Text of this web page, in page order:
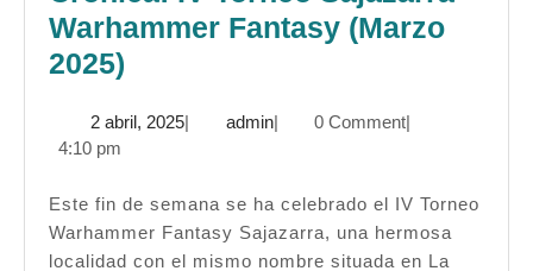
Warhammer Fantasy (Marzo
2025)
Torneo
–
Warhammer
2 abril, 20252| adminadmin
| 0 Comment|
4:10 pm
Este fin de semana se ha celebrado el IV Torneo
Warhammer Fantasy Sajazarra, una hermosa
localidad con el mismo nombre situada en La